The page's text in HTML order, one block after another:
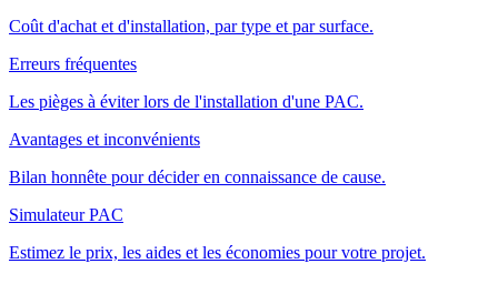
Coût d'achat et d'installation, par type et par surface.
Erreurs fréquentes
Les pièges à éviter lors de l'installation d'une PAC.
Avantages et inconvénients
Bilan honnête pour décider en connaissance de cause.
Simulateur PAC
Estimez le prix, les aides et les économies pour votre projet.